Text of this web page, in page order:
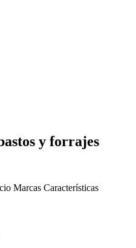
y forrajes
Marcas Características